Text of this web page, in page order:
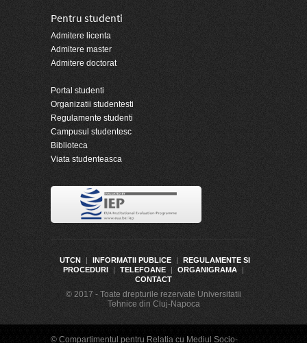
Pentru studenti
Admitere licenta
Admitere master
Admitere doctorat
Portal studenti
Organizatii studentesti
Regulamente studenti
Campusul studentesc
Biblioteca
Viata studenteasca
UTCN | INFORMATII PUBLICE |
REGULAMENTE SI
PROCEDURI
| TELEFOANE | ORGANIGRAMA
|
CONTACT
© 2017 - Toate drepturile rezervate Universitatii
Tehnice din Cluj-Napoca
© Compartimentul pentru Relatia cu Mediul Socio-